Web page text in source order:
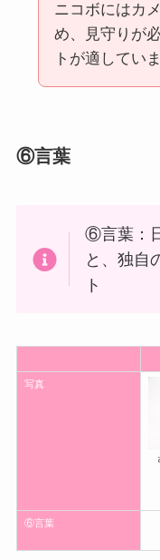
ニコボにはカ
め、見守りが
トが適していま
⑥言葉
⑥言葉：
と、独自
ト
写真
⑥言葉